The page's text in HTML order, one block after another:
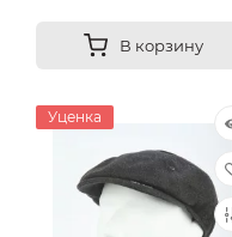
В корзину
Уценка